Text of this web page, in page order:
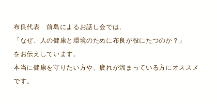
布良代表 前島によるお話し会では、
「なぜ、人の健康と環境のために布良が役にたつのか？」
をお伝えしています。
本当に健康を守りたい方や、疲れが溜まっている方にオススメ
です。